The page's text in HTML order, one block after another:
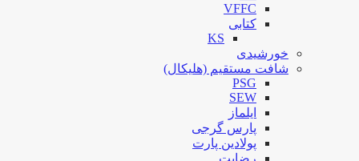
VFFC
کتابی
KS
خورشیدی
شافت مستقیم (هلیکال)
PSG
SEW
ایلماز
پارس گرجی
پولادین پارت
رضایت